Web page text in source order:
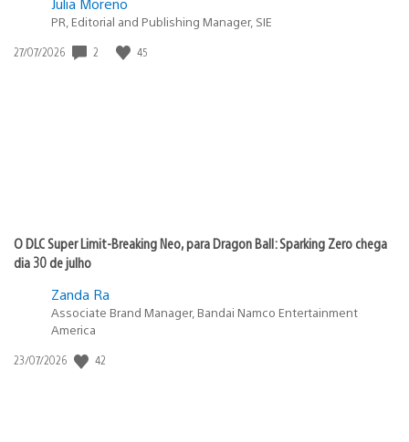
PR, Editorial and Publishing Manager, SIE
Data
27/07/2026 2 45
O DLC Super Limit-Breaking Neo, para Dragon Ball: Sparking Zero chega
dia 30 de julho
Zanda Ra
Associate Brand Manager, Bandai Namco Entertainment
America
Data
23/07/2026 42